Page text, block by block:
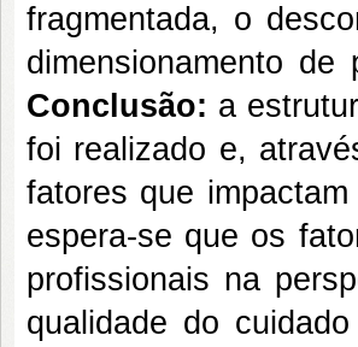
fragmentada, o
dimensionamento
Conclusão: a
foi realizado e,
fatores que
espera-se que os
profissionais na
qualidade do